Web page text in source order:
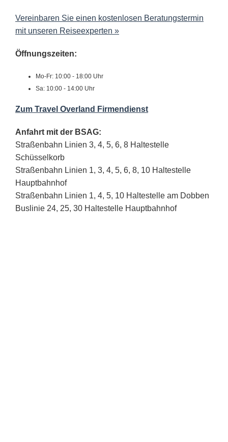
Vereinbaren Sie einen kostenlosen Beratungstermin
mit unseren Reiseexperten »
Öffnungszeiten:
Mo-Fr: 10:00 - 18:00 Uhr
Sa: 10:00 - 14:00 Uhr
Zum Travel Overland Firmendienst
Anfahrt mit der BSAG:
Straßenbahn Linien 3, 4, 5, 6, 8 Haltestelle
Schüsselkorb
Straßenbahn Linien 1, 3, 4, 5, 6, 8, 10 Haltestelle
Hauptbahnhof
Straßenbahn Linien 1, 4, 5, 10 Haltestelle am Dobben
Buslinie 24, 25, 30 Haltestelle Hauptbahnhof